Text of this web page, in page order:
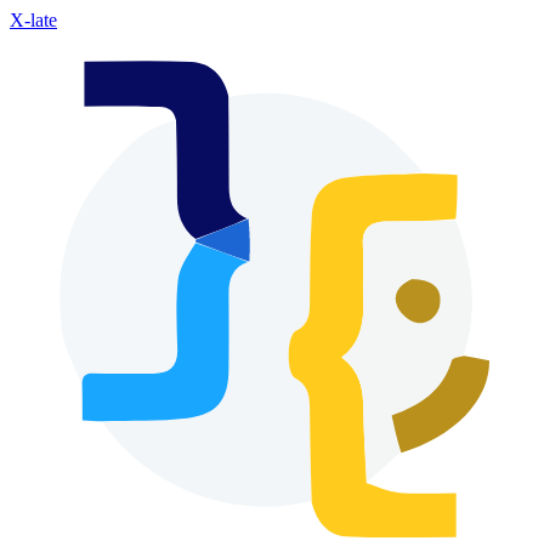
X-late